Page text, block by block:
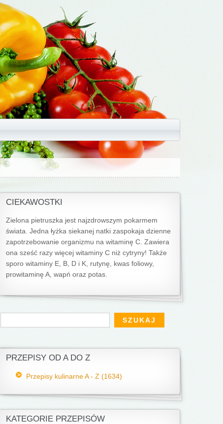
CIEKAWOSTKI
Zielona pietruszka jest najzdrowszym pokarmem
świata. Jedna łyżka siekanej natki zaspokaja dzienne
zapotrzebowanie organizmu na witaminę C. Zawiera
ona sześć razy więcej witaminy C niż cytryny! Także
sporo witaminy E, B, D i K, rutynę, kwas foliowy,
prowitaminę A, wapń oraz potas.
Formularz wyszukiwania
Szukaj
PRZEPISY OD A DO Z
Przepisy kulinarne A - Z (1634)
KATEGORIE PRZEPISÓW